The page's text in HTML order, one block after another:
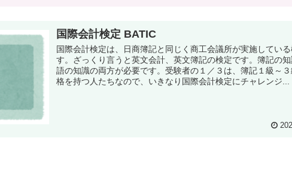
国際会計検定 BATIC
国際会計検定は、日商簿記と同じく商工会議所が実施してい
す。ざっくり言うと英文会計、英文簿記の検定です。簿記の
語の知識の両方が必要です。受験者の１／３は、簿記１級～
格を持つ人たちなので、いきなり国際会計検定にチャレンジ...